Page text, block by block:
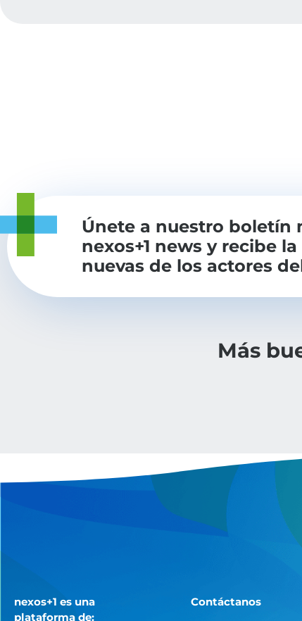
Únete a nuestro boletín
nexos+1 news y recibe
nuevas de los actores
Más
nexos+1 es una
plataforma de:
Contáctanos